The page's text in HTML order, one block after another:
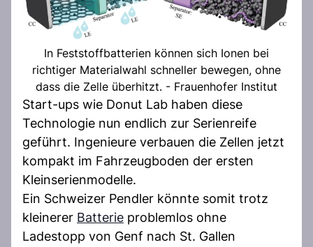
In Feststoffbatterien können sich Ionen bei
richtiger Materialwahl schneller bewegen, ohne
dass die Zelle überhitzt. - Frauenhofer Institut
Start-ups wie Donut Lab haben diese
Technologie nun endlich zur Serienreife
geführt. Ingenieure verbauen die Zellen jetzt
kompakt im Fahrzeugboden der ersten
Kleinserienmodelle.
Ein Schweizer Pendler könnte somit trotz
kleinerer Batterie problemlos ohne
Ladestopp von Genf nach St. Gallen